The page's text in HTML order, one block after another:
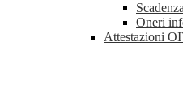
Oneri
Attestazioni